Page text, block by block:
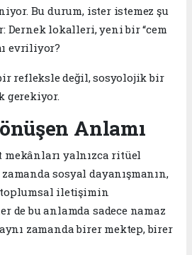
Bu durum, ister istemez şu
Dernek lokalleri, yeni bir “cem
evriliyor?
refleksle değil, sosyolojik bir
gerekiyor.
Anlamı
mekânları yalnızca ritüel
sosyal dayanışmanın,
iletişimin
de bu anlamda sadece namaz
zamanda birer mektep, birer